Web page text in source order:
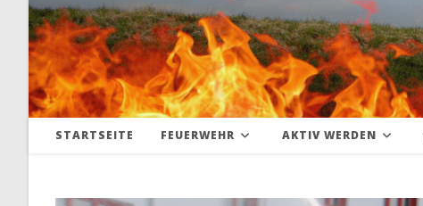
STARTSEITE FEUERWEHR AKTIV WERDEN